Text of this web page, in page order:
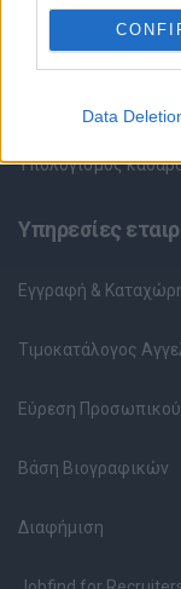
Data
Περιγραφές Θέσεων
Ερωτήσεις
Υπολογισμός
Υπηρεσίες
Εγγραφή &
Τιμοκατάλογος
Εύρεση
Βάση Βιογραφικών
Διαφήμιση